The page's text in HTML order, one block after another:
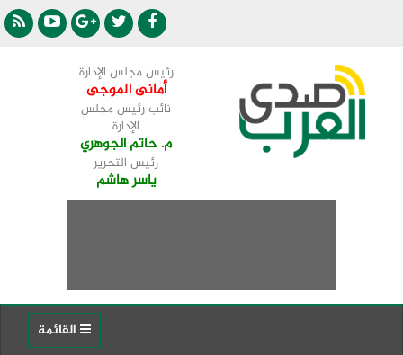
رئيس مجلس الإدارة
أمانى الموجى
نائب رئيس مجلس
الإدارة
م. حاتم الجوهري
رئيس التحرير
ياسر هاشم